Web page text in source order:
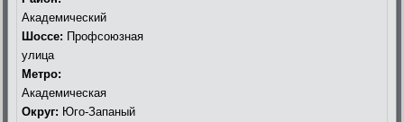
Академический
Шоссе: Профсоюзная
улица
Метро:
Академическая
Округ: Юго-Запаный